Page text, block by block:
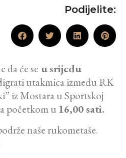
Podijelite:
da će se u srijedu
utakmica između RK
iz Mostara u Sportskoj
početkom u 16,00 sati.
naše rukometaše.